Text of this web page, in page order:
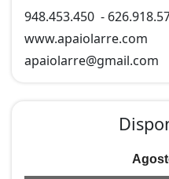
948.453.450 -
www.apaiolarre.com
apaiolarre@gmail.com